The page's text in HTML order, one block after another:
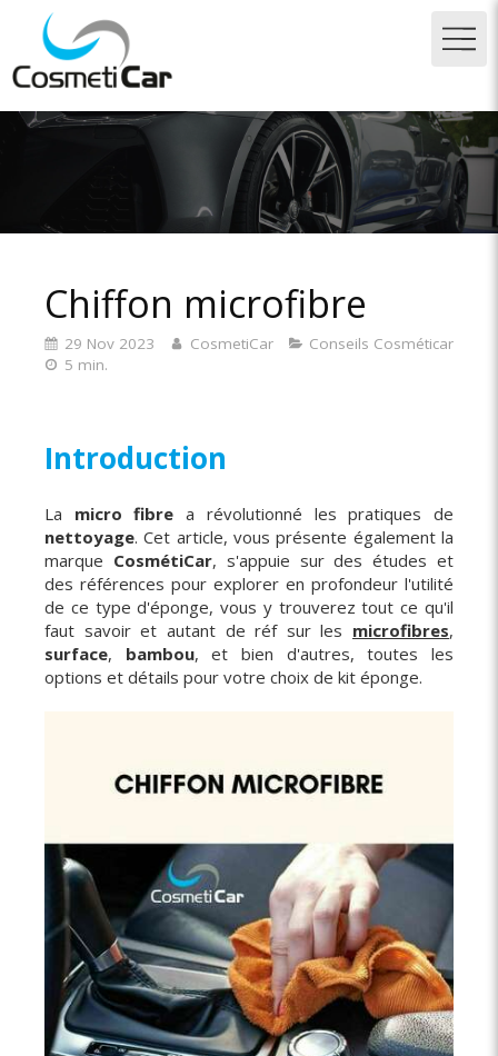
Chiffon microfibre
29 Nov 2023 CosmetiCar
Conseils Cosméticar
5 min.
Introduction
La micro fibre a révolutionné les pratiques de
nettoyage. Cet article, vous présente également la
marque CosmétiCar, s'appuie sur des études et
des références pour explorer en profondeur l'utilité
de ce type d'éponge, vous y trouverez tout ce qu'il
faut savoir et autant de réf sur les microfibres,
surface, bambou, et bien d'autres, toutes les
options et détails pour votre choix de kit éponge.